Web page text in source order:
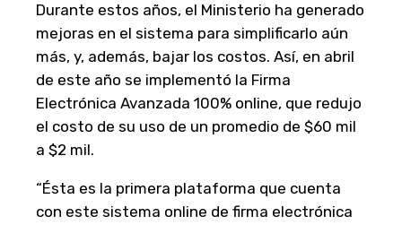
Durante estos años, el Ministerio ha generado
mejoras en el sistema para simplificarlo aún
más, y, además, bajar los costos. Así, en abril
de este año se implementó la Firma
Electrónica Avanzada 100% online, que redujo
el costo de su uso de un promedio de $60 mil
a $2 mil.
“Ésta es la primera plataforma que cuenta
con este sistema online de firma electrónica